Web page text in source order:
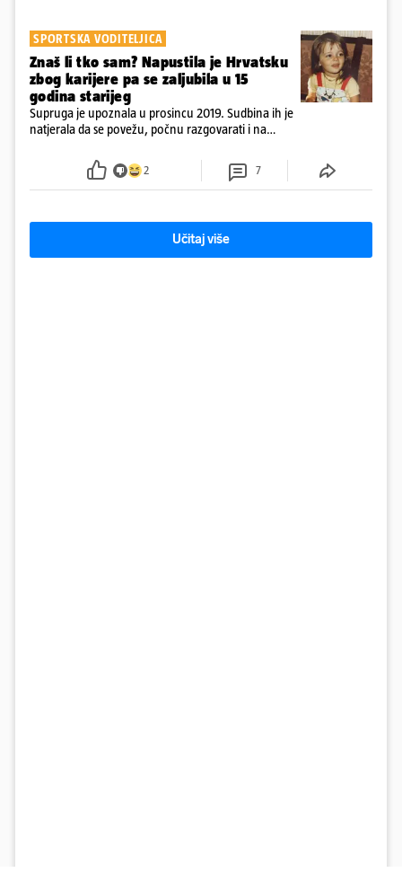
SPORTSKA VODITELJICA
Znaš li tko sam? Napustila je Hrvatsku
zbog karijere pa se zaljubila u 15
godina starijeg
Supruga je upoznala u prosincu 2019. Sudbina ih je
natjerala da se povežu, počnu razgovarati i na
2 7
Učitaj više